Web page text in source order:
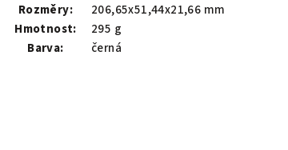
Rozměry:
206,65x51,44x21,66 mm
Hmotnost:
295 g
Barva:
černá